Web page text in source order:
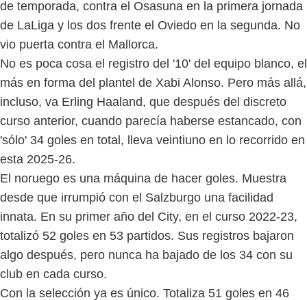
de temporada, contra el Osasuna en la primera jornada
de LaLiga y los dos frente el Oviedo en la segunda. No
vio puerta contra el Mallorca.
No es poca cosa el registro del '10' del equipo blanco, el
más en forma del plantel de Xabi Alonso. Pero más allá,
incluso, va Erling Haaland, que después del discreto
curso anterior, cuando parecía haberse estancado, con
'sólo' 34 goles en total, lleva veintiuno en lo recorrido en
esta 2025-26.
El noruego es una máquina de hacer goles. Muestra
desde que irrumpió con el Salzburgo una facilidad
innata. En su primer año del City, en el curso 2022-23,
totalizó 52 goles en 53 partidos. Sus registros bajaron
algo después, pero nunca ha bajado de los 34 con su
club en cada curso.
Con la selección ya es único. Totaliza 51 goles en 46